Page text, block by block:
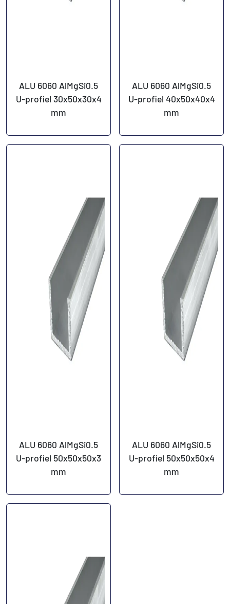
ALU 6060 AlMgSi0.5
U-profiel 30x50x30x4
mm
ALU 6060 AlMgSi0.5
U-profiel 40x50x40x4
mm
ALU 6060 AlMgSi0.5
U-profiel 50x50x50x3
mm
ALU 6060 AlMgSi0.5
U-profiel 50x50x50x4
mm